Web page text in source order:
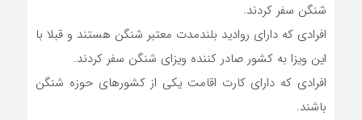
شنگن سفر کردند.
افرادی که دارای روادید بلندمدت معتبر شنگن هستند و قبلا با
این ویزا به کشور صادر کننده ویزای شنگن سفر کردند.
افرادی که دارای کارت اقامت یکی از کشورهای حوزه شنگن
باشند.